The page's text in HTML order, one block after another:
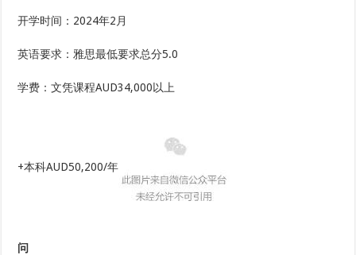
开学时间：2024年2月
英语要求：雅思最低要求总分5.0
学费：文凭课程AUD34,000以上
+本科AUD50,200/年
问